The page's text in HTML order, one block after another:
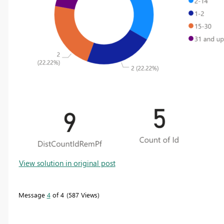
View solution in original post
Message 4of 4 587 Views